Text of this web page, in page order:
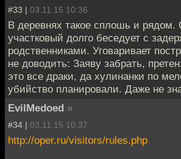
#33 | 03.11.15 10:36
В деревнях такое сплошь и рядом.
участковый долго беседует с
родственниками. Уговаривает
не доводить: Заяву забрать,
это все драки, да хулинанки по
убийство планировали. Даже не
EvilMedoed »
#34 | 03.11.15 10:37
http://oper.ru/visitors/rules.php